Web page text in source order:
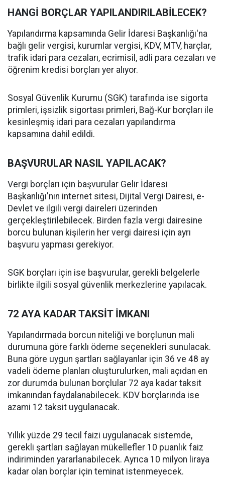
HANGİ BORÇLAR YAPILANDIRILABİLECEK?
Yapılandırma kapsamında Gelir İdaresi Başkanlığı'na
bağlı gelir vergisi, kurumlar vergisi, KDV, MTV, harçlar,
trafik idari para cezaları, ecrimisil, adli para cezaları ve
öğrenim kredisi borçları yer alıyor.
Sosyal Güvenlik Kurumu (SGK) tarafında ise sigorta
primleri, işsizlik sigortası primleri, Bağ-Kur borçları ile
kesinleşmiş idari para cezaları yapılandırma
kapsamına dahil edildi.
BAŞVURULAR NASIL YAPILACAK?
Vergi borçları için başvurular Gelir İdaresi
Başkanlığı'nın internet sitesi, Dijital Vergi Dairesi, e-
Devlet ve ilgili vergi daireleri üzerinden
gerçekleştirilebilecek. Birden fazla vergi dairesine
borcu bulunan kişilerin her vergi dairesi için ayrı
başvuru yapması gerekiyor.
SGK borçları için ise başvurular, gerekli belgelerle
birlikte ilgili sosyal güvenlik merkezlerine yapılacak.
72 AYA KADAR TAKSİT İMKANI
Yapılandırmada borcun niteliği ve borçlunun mali
durumuna göre farklı ödeme seçenekleri sunulacak.
Buna göre uygun şartları sağlayanlar için 36 ve 48 ay
vadeli ödeme planları oluşturulurken, mali açıdan en
zor durumda bulunan borçlular 72 aya kadar taksit
imkanından faydalanabilecek. KDV borçlarında ise
azami 12 taksit uygulanacak.
Yıllık yüzde 29 tecil faizi uygulanacak sistemde,
gerekli şartları sağlayan mükellefler 10 puanlık faiz
indiriminden yararlanabilecek. Ayrıca 10 milyon liraya
kadar olan borçlar için teminat istenmeyecek.